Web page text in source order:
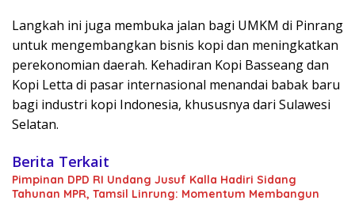
Langkah ini juga membuka jalan bagi UMKM di Pinrang
untuk mengembangkan bisnis kopi dan meningkatkan
perekonomian daerah. Kehadiran Kopi Basseang dan
Kopi Letta di pasar internasional menandai babak baru
bagi industri kopi Indonesia, khususnya dari Sulawesi
Selatan.
Berita Terkait
Pimpinan DPD RI Undang Jusuf Kalla Hadiri Sidang
Tahunan MPR, Tamsil Linrung: Momentum Membangun